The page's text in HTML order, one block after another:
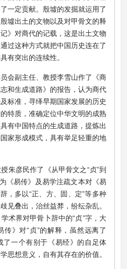
一定贡献。殷墟的发掘就运用了
墟出土的文物以及对甲骨文的释
》对商代的记载，这是出土文物
过这种方式就把中国历史连在了
有突出的连续性。
会副主任、教授李雪山作了《商
和生成道路》的报告，认为商代
标准，寻绎早期国家发展的历史
特质，准确定位中华文明的成熟
有中国特点的生成道路，提炼出
家形成模式，具有举足轻重的地
朱彦民作了《从甲骨文之“贞”到
《易传》及易学注疏文本对《易
，多以“正、方、固、定”等多种
见叠出，治丝益棼，纷纭杂乱。
术界对甲骨卜辞中的“贞”字，大
》对“贞”的解释，虽然远离了
了一个有别于《易经》的自足体
思想意义，自有其存在的价值。